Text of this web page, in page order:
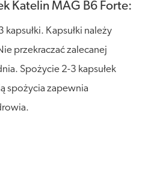
Katelin MAG B6 Forte:
Kapsułki należy
przekraczać zalecanej
Spożycie 2-3 kapsułek
spożycia zapewnia